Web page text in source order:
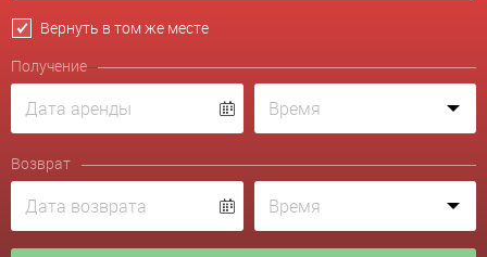
Вернуть в том же месте
Получение
Возврат